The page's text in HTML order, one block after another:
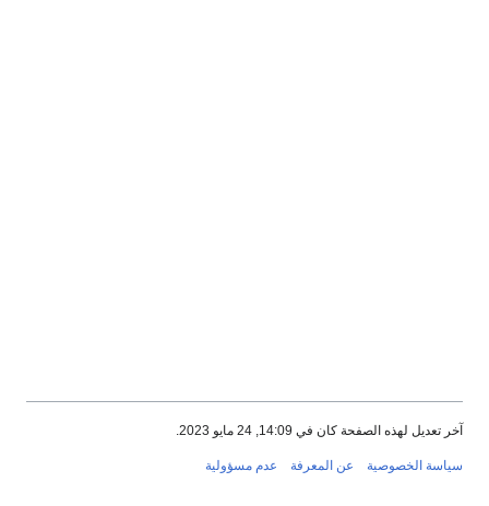
آخر تعديل لهذه الصفحة كان في 14:09, 24 مايو 2023.
سياسة الخصوصية عن المعرفة عدم مسؤولية